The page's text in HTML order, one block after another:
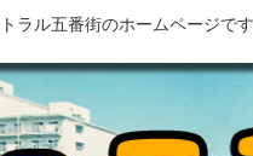
ラル五番街のホームページで